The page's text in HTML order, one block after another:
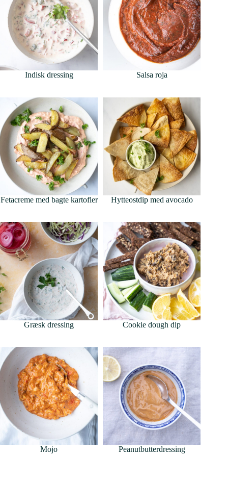
Indisk dressing Salsa roja
Fetacreme med bagte kartofler Hytteostdip med avocado
Græsk dressing Cookie dough dip
Mojo Peanutbutterdressing